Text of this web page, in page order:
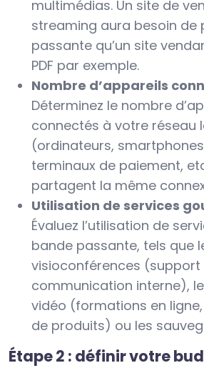
multimédias. Un site de
streaming aura besoin de
passante qu’un site
PDF par exemple.
Nombre d’appareils
Déterminez le nombre
connectés à votre réseau
(ordinateurs,
terminaux de paiement,
partagent la même
Utilisation de services
Évaluez l’utilisation de
bande passante, tels que
visioconférences (support
communication interne),
vidéo (formations en
de produits) ou les
Étape 2 : définir votre